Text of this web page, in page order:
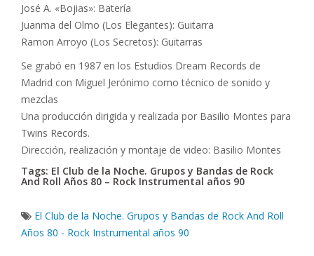
José A. «Bojias»: Batería
Juanma del Olmo (Los Elegantes): Guitarra
Ramon Arroyo (Los Secretos): Guitarras
Se grabó en 1987 en los Estudios Dream Records de
Madrid con Miguel Jerónimo como técnico de sonido y
mezclas
Una producción dirigida y realizada por Basilio Montes para
Twins Records.
Dirección, realización y montaje de video: Basilio Montes
Tags: El Club de la Noche. Grupos y Bandas de Rock
And Roll Años 80 – Rock Instrumental años 90
El Club de la Noche. Grupos y Bandas de Rock And Roll
Años 80 - Rock Instrumental años 90